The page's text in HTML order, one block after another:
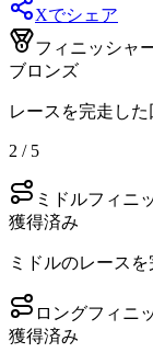
Xでシェア
フィニッシャ
ブロンズ
レースを完走した
2 / 5
ミドルフィニ
獲得済み
ミドルのレースを
ロングフィニ
獲得済み